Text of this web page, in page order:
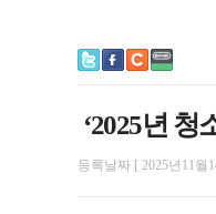
‘2025년 청
등록날짜 [ 2025년11월